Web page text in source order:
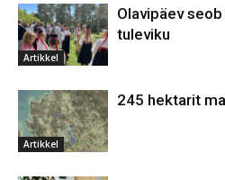
Artikkel
Olavipäev
tuleviku
Artikkel
245 hektarit